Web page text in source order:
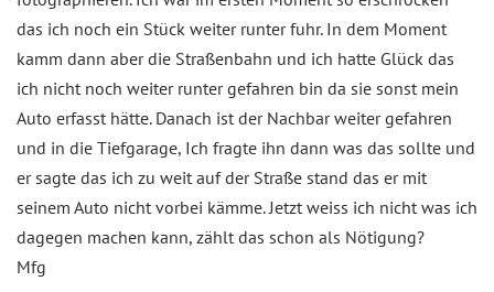
das ich noch ein Stück weiter runter fuhr. In dem Moment
kamm dann aber die Straßenbahn und ich hatte Glück das
ich nicht noch weiter runter gefahren bin da sie sonst mein
Auto erfasst hätte. Danach ist der Nachbar weiter gefahren
und in die Tiefgarage, Ich fragte ihn dann was das sollte und
er sagte das ich zu weit auf der Straße stand das er mit
seinem Auto nicht vorbei kämme. Jetzt weiss ich nicht was ich
dagegen machen kann, zählt das schon als Nötigung?
Mfg